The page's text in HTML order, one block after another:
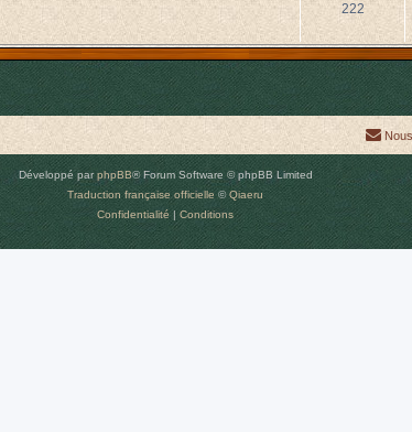
222
Développé parphpBB® Forum Software © phpBB Limited
Traduction française officielle ©Qiaeru
Confidentialité | Conditions